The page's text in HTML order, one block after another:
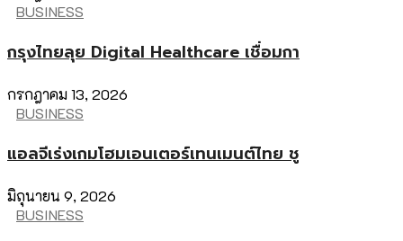
BUSINESS
กรุงไทยลุย Digital Healthcare เชื่อมกา
กรกฎาคม 13, 2026
BUSINESS
แอลจีเร่งเกมโฮมเอนเตอร์เทนเมนต์ไทย ชู
มิถุนายน 9, 2026
BUSINESS